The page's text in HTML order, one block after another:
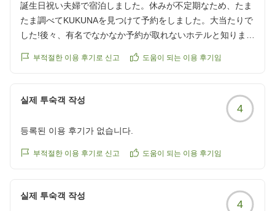
誕生日祝い夫婦で宿泊しました。休みが不定期なため、たま
たま調べてKUKUNAを見つけて予約をしました。大当たりで
した!後々、有名でなかなか予約が取れないホテルと知りまし
バランスがとれていると思います。特に内装のコンセプト統
が、大食いの私たちにはぴったりでした。ビュッフェの料理
も一品一品が美味しかった印象です。朝食にミニアサイーボ
ウルやフレンチトーストがあったのも感動しました。また行
きたい、人に紹介したい素敵なホテルでした!
他の画像やクチコミの詳細はこちらから
부적절한 이용 후기로 신고 도움이 되는 이용 후기임
실제 투숙객 작성
4
등록된 이용 후기가 없습니다.
부적절한 이용 후기로 신고 도움이 되는 이용 후기임
실제 투숙객 작성
4